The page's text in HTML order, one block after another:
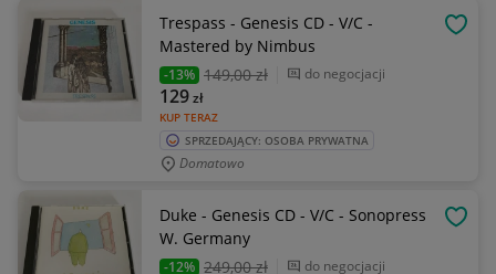
Trespass - Genesis CD - V/C -
Mastered by Nimbus
-13% 149,00 zł do negocjacji
KUP TERAZ
129zł
SPRZEDAJĄCY: OSOBA PRYWATNA
Domatowo
Duke - Genesis CD - V/C - Sonopress
W. Germany
-12% 249,00 zł do negocjacji